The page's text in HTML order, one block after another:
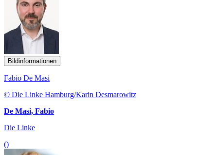
Bildinformationen
Fabio De Masi
© Die Linke Hamburg/Karin Desmarowitz
De Masi, Fabio
Die Linke
()